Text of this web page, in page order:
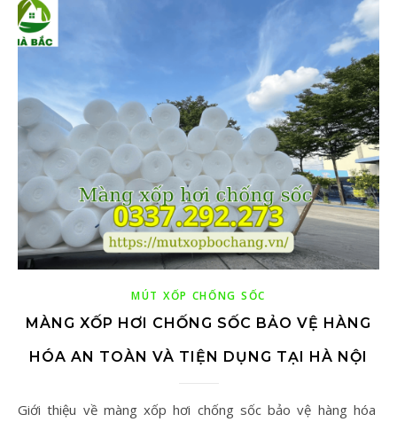
MÚT XỐP CHỐNG SỐC
MÀNG XỐP HƠI CHỐNG SỐC BẢO VỆ HÀNG
HÓA AN TOÀN VÀ TIỆN DỤNG TẠI HÀ NỘI
Giới thiệu về màng xốp hơi chống sốc bảo vệ hàng hóa